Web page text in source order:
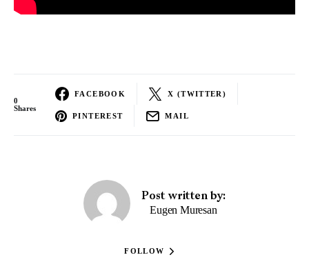
0
Shares
FACEBOOK X (TWITTER)
PINTEREST MAIL
Post written by:
Eugen Muresan
FOLLOW